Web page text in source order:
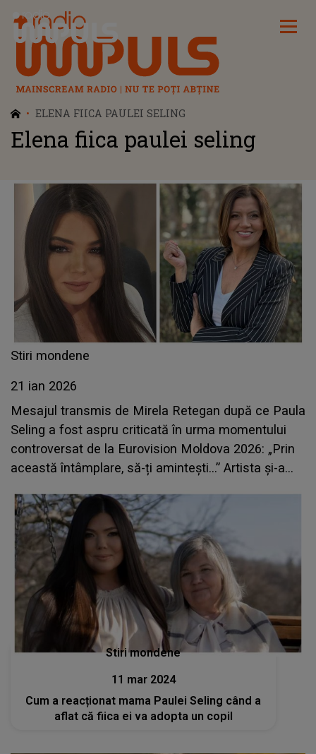
Radio Impuls
ELENA FIICA PAULEI SELING
Elena fiica paulei seling
Stiri mondene
21 ian 2026
Mesajul transmis de Mirela Retegan după ce Paula
Seling a fost aspru criticată în urma momentului
controversat de la Eurovision Moldova 2026: „Prin
această întâmplare, să-ți amintești...” Artista și-a
Stiri mondene
11 mar 2024
Cum a reacționat mama Paulei Seling când a
aflat că fiica ei va adopta un copil